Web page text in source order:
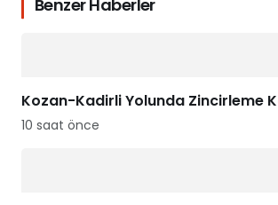
Benzer Haberler
Kozan-Kadirli Yolunda Zincirleme
10 saat önce